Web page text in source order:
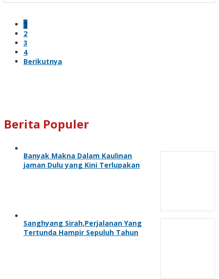
1
2
3
4
Berikutnya
Berita Populer
Banyak Makna Dalam Kaulinan
jaman Dulu yang Kini Terlupakan
Sanghyang Sirah,Perjalanan Yang
Tertunda Hampir Sepuluh Tahun